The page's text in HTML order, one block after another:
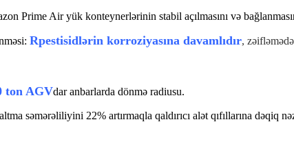
Prime Air yük konteynerlərinin stabil açılmasını və
Rpestisidlərin korroziyasına davamlıdır,
ton AGVdar anbarlarda dönmə radiusu.
səmərəliliyini 22% artırmaqla qaldırıcı alət qıfıllarına dəqiq